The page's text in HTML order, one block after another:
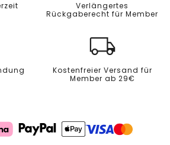
Verlängertes
Rückgaberecht für Member
Kostenfreier Versand für
Member ab 29€